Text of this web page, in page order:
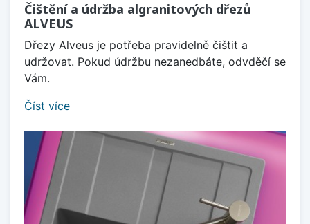
Čištění a údržba algranitových dřezů
ALVEUS
Dřezy Alveus je potřeba pravidelně čištit a
udržovat. Pokud údržbu nezanedbáte, odvděčí se
Vám.
Číst více